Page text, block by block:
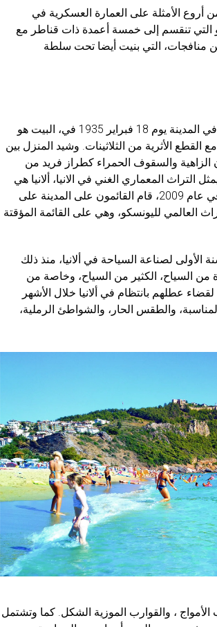
أروع الأمثلة على العمارة العسكرية في
الوسطى. بناها الأتراك السلاجقة في عام 1221، و التي تنقسم إلى خمسة أعمدة ذات قناطر مع
منافجات، التي بنيت أيضا تحت سلطة
بيت أتاتورك و الذي حول الى متحف، بعد اقامته القصيرة في المدينة يوم 18 فبراير 1935 في، البيت هو
مع القطع الأثرية من الثلاثينات. وشيد المنزل بين
الزاهية والسقوف الحمراء كطراز فريد من
المعماري الغني في الانيا، ألانيا هي
عضو في الجمعية الأوروبية للمدن والمناطق التاريخية. وفي عام 2009، قام القائمون على المدينة على
العالمي لليونسكو، وهي على القائمة المؤقتة
1958، والتي تعتبر السنة الأولى لصناعة السياحة في ألانيا، منذ ذلك
من السياح، الكثير من السياح، وخاصة من
لقضاء عطلهم بانتظام في ألانيا خلال الأشهر
والطقس الحار، والشواطئ الرملية،
، والقوارب الموزية الشكل. كما وتشتمل